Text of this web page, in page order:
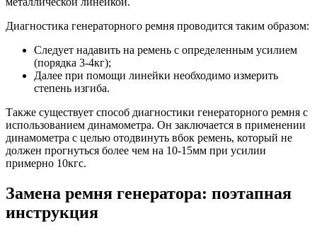
Диагностика генераторного ремня проводится таким образом:
Следует надавить на ремень с определенным усилием
(порядка 3-4кг);
Далее при помощи линейки необходимо измерить
степень изгиба.
Также существует способ диагностики генераторного ремня с
использованием динамометра. Он заключается в применении
динамометра с целью отодвинуть вбок ремень, который не
должен прогнуться более чем на 10-15мм при усилии
примерно 10кгс.
Замена ремня генератора: поэтапная
инструкция